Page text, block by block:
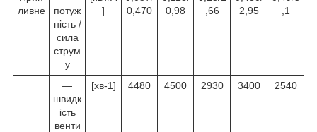
ливне
потуж
ність /
сила
струм
у
]
0,470
0,98
,66
2,95
,1
—
швидк
ість
венти
[хв-1] 4480 4500 2930 3400 2540